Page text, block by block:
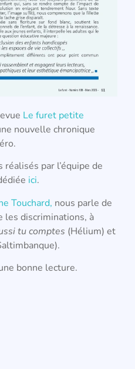
Le furet petite
nouvelle chronique
par l’équipe de
ici.
Touchard, nous parle de
discriminations, à
tu comptes (Hélium) et
.
bonne lecture.